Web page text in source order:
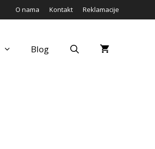
O nama Kontakt Reklamacije
Blog